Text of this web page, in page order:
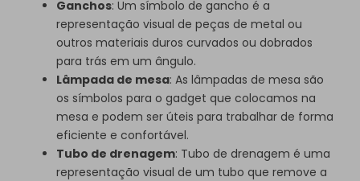
Ganchos: Um símbolo de gancho é a
representação visual de peças de metal ou
outros materiais duros curvados ou dobrados
para trás em um ângulo.
Lâmpada de mesa: As lâmpadas de mesa são
os símbolos para o gadget que colocamos na
mesa e podem ser úteis para trabalhar de forma
eficiente e confortável.
Tubo de drenagem: Tubo de drenagem é uma
representação visual de um tubo que remove a